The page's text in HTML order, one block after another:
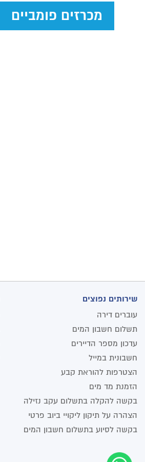
מכרזים פומביים
שירותים נפוצים
עוברים דירה
תשלום חשבון המים
עדכון מספר הדיירים
חשבונית במייל
הצטרפות להוראת קבע
הזמנת מד מים
בקשה להקלה בתשלום עקב נזילה
הצהרה על תיקון ליקויי ביוב פרטי
בקשה לסיוע בתשלום חשבון המים